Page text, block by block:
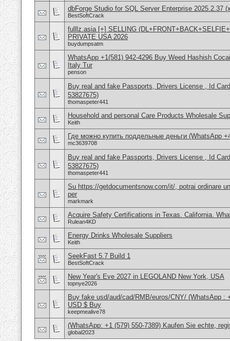
dbForge Studio for SQL Server Enterprise 2025.2.37
BestSoftCrack
fulllz.asia [+] SELLING
PRIVATE USA 2026
buydumpsatm
WhatsApp +1(581) 942-4296 Buy Weed Hashish
Italy Tur
penson
Buy real and fake Passports, Drivers License , Id
53827675)
thomaspeter441
Household and personal Care Products Wholesale
Keith
Где можно купить поддельные деньги (WhatsApp
mc3639708
Buy real and fake Passports, Drivers License , Id
53827675)
thomaspeter441
Su https://getdocumentsnow.com/it/, potrai ordinare
per
markmark
Acquire Safety Certifications in Texas. California.
Rulean4KD
Energy Drinks Wholesale Suppliers
Keith
SeekFast 5.7 Build 1
BestSoftCrack
New Year's Eve 2027 in LEGOLAND New York, USA
topnye2026
Buy fake usd/aud/cad/RMB/euros/CNY/ (WhatsApp :
USD $ Buy
keepmealive78
(WhatsApp: +1 (579) 550-7389) Kaufen Sie echte,
global2023